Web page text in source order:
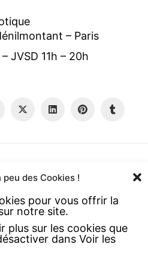
peu des Cookies !
pour vous offrir la
notre site.
plus sur les cookies que
dans Voir les
– Paris
JVSD 11h – 20h